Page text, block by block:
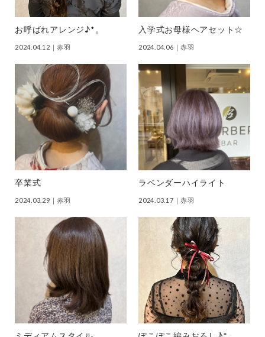
お呼ばれアレンジ♪*。
2024.04.12 ｜赤羽
入学式お母様ヘアセット☆
2024.04.06 ｜赤羽
卒業式
2024.03.29 ｜赤羽
ラベンダーハイライト
2024.03.17 ｜赤羽